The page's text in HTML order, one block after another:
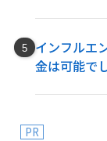
インフルエ
金は可能で
PR